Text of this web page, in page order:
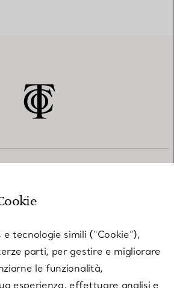
tecnologie simili (“Cookie”),
parti, per gestire e migliorare
le funzionalità,
esperienza, effettuare analisi e